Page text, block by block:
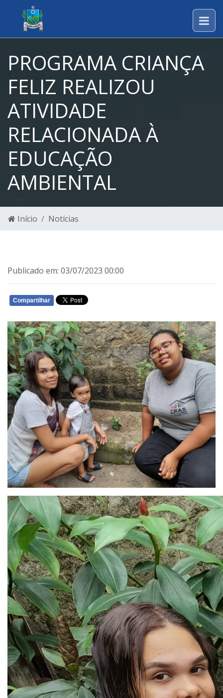
PROGRAMA CRIANÇA
FELIZ REALIZOU
ATIVIDADE
RELACIONADA À
EDUCAÇÃO
AMBIENTAL
Início Notícias
Publicado em: 03/07/2023 00:00
Compartilhar